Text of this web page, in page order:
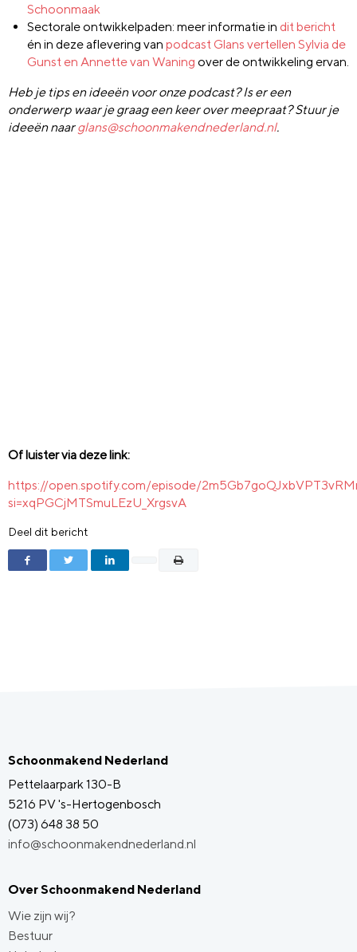
Schoonmaak
Sectorale ontwikkelpaden: meer informatie in dit bericht
én in deze aflevering van podcast Glans vertellen Sylvia de
Gunst en Annette van Waning over de ontwikkeling ervan.
Heb je tips en ideeën voor onze podcast? Is er een
onderwerp waar je graag een keer over meepraat? Stuur je
ideeën naarglans@schoonmakendnederland.nl.
Of luister via deze link:
https://open.spotify.com/episode/
si=xqPGCjMTSmuLEzU_XrgsvA
Deel dit bericht
Schoonmakend Nederland
Pettelaarpark 130-B
5216 PV 's-Hertogenbosch
(073) 648 38 50
info@schoonmakendnederland.nl
Over Schoonmakend Nederland
Wie zijn wij?
Bestuur